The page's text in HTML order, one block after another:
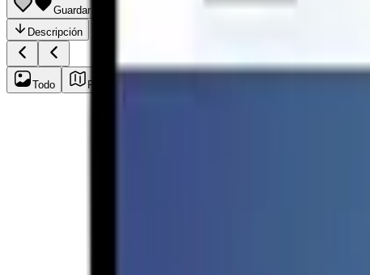
Guardar
Descripción
Todo Plan